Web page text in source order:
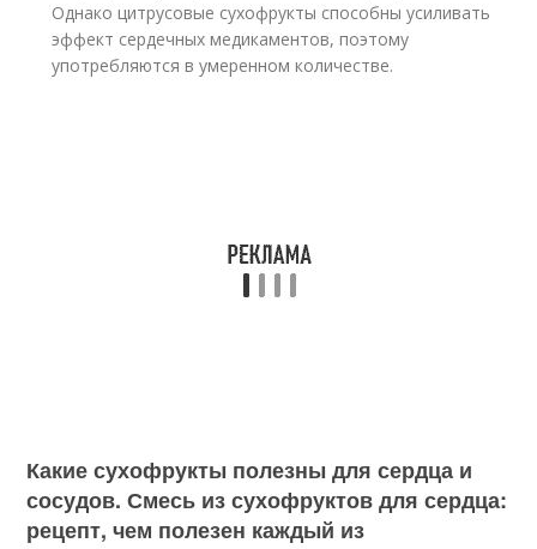
Однако цитрусовые сухофрукты способны усиливать
эффект сердечных медикаментов, поэтому
употребляются в умеренном количестве.
Какие сухофрукты полезны для сердца и
сосудов. Смесь из сухофруктов для сердца:
рецепт, чем полезен каждый из